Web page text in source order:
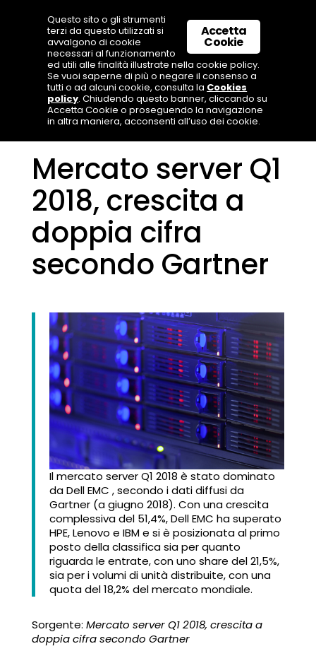
Mercato server Q1
2018, crescita a
doppia cifra
secondo Gartner
Il mercato server Q1 2018 è stato dominato
da Dell EMC , secondo i dati diffusi da
Gartner (a giugno 2018). Con una crescita
complessiva del 51,4%, Dell EMC ha superato
HPE, Lenovo e IBM e si è posizionata al primo
posto della classifica sia per quanto
riguarda le entrate, con uno share del 21,5%,
sia per i volumi di unità distribuite, con una
quota del 18,2% del mercato mondiale.
Sorgente: Mercato server Q1 2018, crescita a
doppia cifra secondo Gartner
Accetta
Cookie
Questo sito o gli strumenti
terzi da questo utilizzati si
avvalgono di cookie
necessari al funzionamento
ed utili alle finalità illustrate nella cookie policy.
Se vuoi saperne di più o negare il consenso a
tutti o ad alcuni cookie, consulta la Cookies
policy. Chiudendo questo banner, cliccando su
Accetta Cookie o proseguendo la navigazione
in altra maniera, acconsenti all’uso dei cookie.